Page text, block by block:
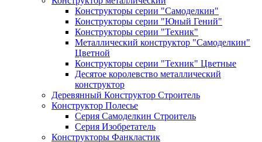
Конструкторы серии "Самоделкин"
Конструкторы серии "Юный Гений"
Конструкторы серии "Техник"
Металлический конструктор "Самоделкин"
Цветной
Конструкторы серии "Техник" Цветные
Десятое королевство металлический
конструктор
Деревянный Конструктор Строитель
Конструктор Полесье
Серия Самоделкин Строитель
Серия Изобретатель
Конструкторы Фанкластик